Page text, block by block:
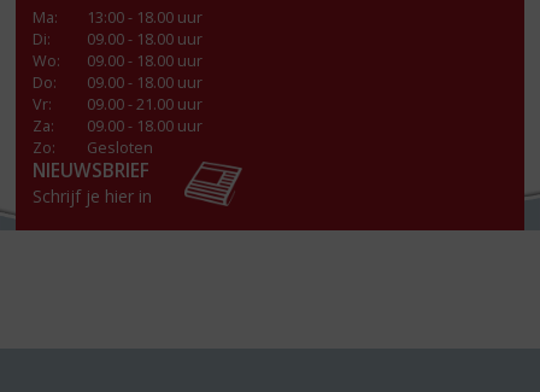
Ma:
13:00 - 18.00 uur
Di:
09.00 - 18.00 uur
Wo:
09.00 - 18.00 uur
Do:
09.00 - 18.00 uur
Vr:
09.00 - 21.00 uur
Za:
09.00 - 18.00 uur
Zo:
Gesloten
NIEUWSBRIEF
Schrijf je hier in